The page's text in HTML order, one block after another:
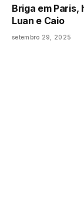
Briga em
Luan e Caio
setembro 29, 2025